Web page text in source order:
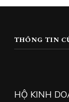
THÔNG TIN
HỘ KINH